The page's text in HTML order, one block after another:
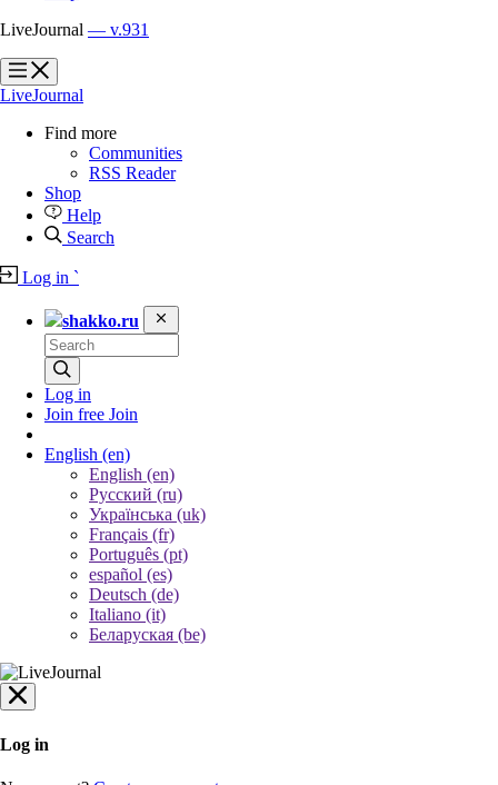
LiveJournal — v.931
?
?
LiveJournal
Find more
Communities
RSS Reader
Shop
Help
Search
Log in `
shakko.ru
Log in
Join free Join
English (en)
English (en)
Русский (ru)
Українська (uk)
Français (fr)
Português (pt)
español (es)
Deutsch (de)
Italiano (it)
Беларуская (be)
Log in